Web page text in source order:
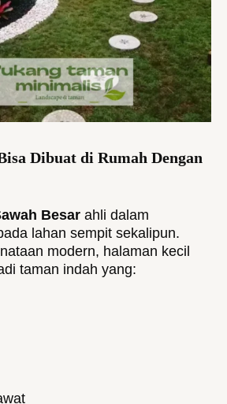
Dibuat di Rumah Dengan
Besar ahli dalam
lahan sempit sekalipun.
modern, halaman kecil
taman indah yang: